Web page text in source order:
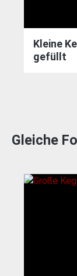
Kleine
gefüllt
Gleiche